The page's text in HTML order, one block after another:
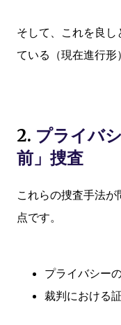
そして、これを良
ている（現在進行形
2. プライバ
前」捜査
これらの捜査手法
点です。
プライバシー
裁判における